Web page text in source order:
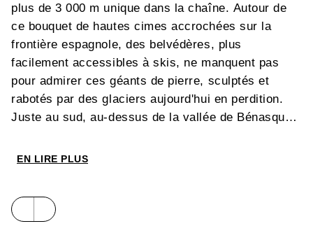
plus de 3 000 m unique dans la chaîne. Autour de
ce bouquet de hautes cimes accrochées sur la
frontière espagnole, des belvédères, plus
facilement accessibles à skis, ne manquent pas
pour admirer ces géants de pierre, sculptés et
rabotés par des glaciers aujourd'hui en perdition.
Juste au sud, au-dessus de la vallée de Bénasque,
de la chaîne du haut de ses 3 404 m. À l'est, c'est
célébrissime sommet des Encantats a donné son
nom au plus beau massif qui soit ; à parcourir de
EN LIRE PLUS